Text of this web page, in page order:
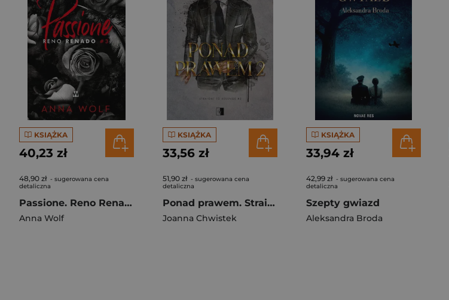
KSIĄŻKA
40,23 zł
48,90 zł - sugerowana cena
detaliczna
Passione. Reno Renado
Anna Wolf
KSIĄŻKA
33,56 zł
51,90 zł - sugerowana cena
detaliczna
Ponad prawem. Straight to Revenge. Tom 2
Joanna Chwistek
KSIĄŻKA
33,94 zł
42,99 zł - sugerowana cena
detaliczna
Szepty gwiazd
Aleksandra Broda